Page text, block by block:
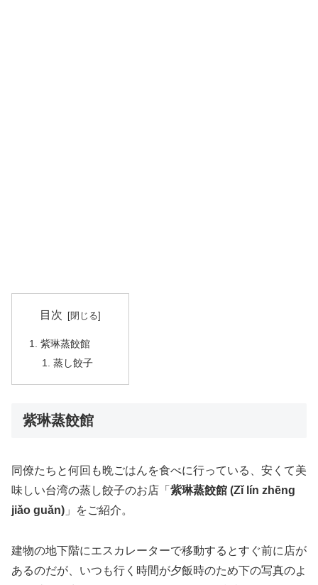
目次
紫琳蒸餃館
蒸し餃子
紫琳蒸餃館
同僚たちと何回も晩ごはんを食べに行っている、安くて美
味しい台湾の蒸し餃子のお店「 紫琳蒸餃館 (Zǐ lín zhēng
jiǎo guǎn) 」をご紹介。
建物の地下階にエスカレーターで移動するとすぐ前に店が
あるのだが、いつも行く時間が夕飯時のため下の写真のよ